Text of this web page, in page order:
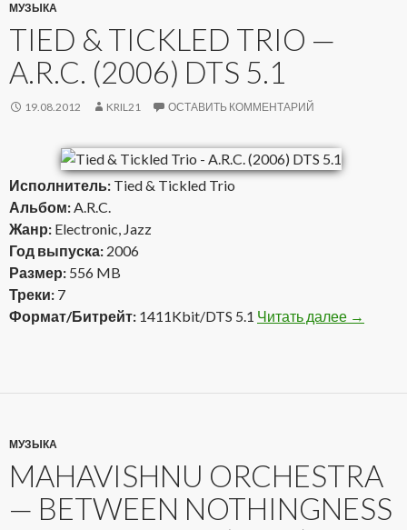
МУЗЫКА
TIED & TICKLED TRIO —
A.R.C. (2006) DTS 5.1
19.08.2012 KRIL21 ОСТАВИТЬ КОММЕНТАРИЙ
Исполнитель: Tied & Tickled Trio
Альбом:A.R.C.
Жанр: Electronic, Jazz
Год выпуска: 2006
Размер: 556 MB
Треки: 7
Формат/Битрейт: 1411Kbit/DTS 5.1 Читать далее Tied &
→
МУЗЫКА
MAHAVISHNU ORCHESTRA
— BETWEEN NOTHINGNESS